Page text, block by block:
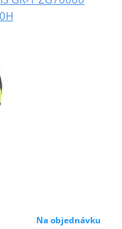
Na objednávku